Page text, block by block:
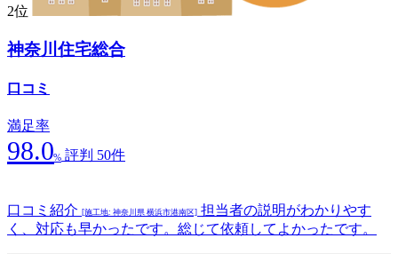
2位
神奈川住宅総合
口コミ
満足率
98.0% 評判 50件
口コミ紹介 [施工地: 神奈川県 横浜市港南区] 担当者の説明がわかりやす
く、対応も早かったです。総じて依頼してよかったです。